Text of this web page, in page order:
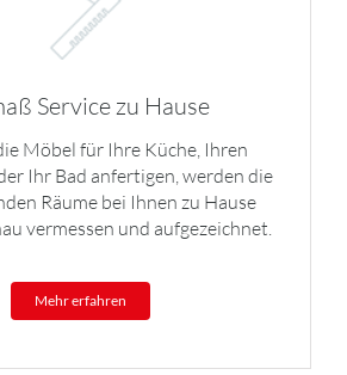
Service zu Hause
Möbel für Ihre Küche, Ihren
Ihr Bad anfertigen, werden die
Räume bei Ihnen zu Hause
vermessen und aufgezeichnet.
Mehr erfahren